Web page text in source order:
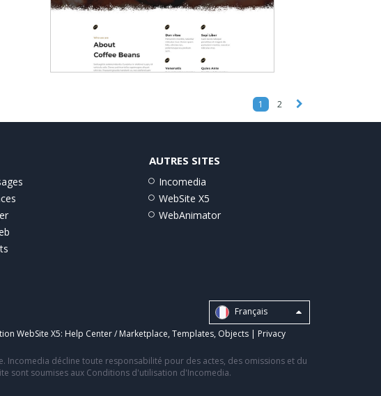
1 2
AUTRES SITES
Incomedia
WebSite X5
WebAnimator
Français
WebSite X5: Help Center / Marketplace, Templates, Objects | Privacy
Incomedia décline toute responsabilité pour des actes, des omissions et du
sont soumises aux Conditions d'utilisation d'Incomedia.